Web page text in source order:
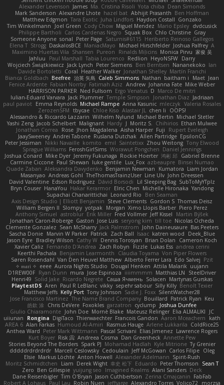
Alexander Levenson James Ma. Cristina Risoli Yota chiba Dean Simonds
Mark Sanderson Alexandre Lhote hazel bat Abhijit Prasanth Ben Hoffman
Matthew Edgmon Tara Exotic Juha Lindfors Haydon Costall Gonzako
Tim Winkelmann
Joel Green Cody Chow Miguel Mendez Mario Epsley dvdcusick
Philippe Bartholi Carlos Cardenas Negro Squak Box Chlo Christine Gray
Someone Anyone sonal Peter Page Saturnis#6115 Heriberto Reinoso Gallegos
Elena T Strogg DaskalosBCE ManiacMayo Michael Hirschfelder Joshua Palfrey A
Maximino Huertas Vila Shansen Pureon Rinalds Miļicins Monica Pirvu 家俊 吴
Jahluu
Paul Marshall Tabia Lourenco Redlion HeyoNSFW Darry
Wojciech Świątkiewicz Jack Lynch Peter Siemens Ben Berntsen Nananekoko Ian
Davide Bortoletti Coral Heather Walker Jonathan Shelley Martín Franchi
Bianca Goldbach Beefree 治英 矢島 Caleb Simmons Nathan baitham i Maet Jean
Fenice Ardente Fabian Norrby Fatimah Aziz Andrew Johanna Fate Mike Weber
HARRISON PARKER Ned Fullsom Ergo Venatus D Marco De mitri
Iulian-Eduard Varvara Jack Plummer Temple Simpson Jonathan Diaz Jadriaan
paul paviot Emma Reynolds Michael Rampe Anna Kasunic mleczyk Valeria Rosales
ZerozenSFM tbycae Chloe Kiso Alastair JL chen li
OOPS!
Alessandro & Riccardo Lazzarin Wilhelm Nylund Michael Bertin Michael Stetler
Yashi Zeng Jacob Schelbert Malignant Hardy J Moritz S. Chihirios Ethan Mulwee
Jonathan Correa
Rose Jhon Magdalena Aisha Harper Fuji
Rupert Eveleigh
JaaySweeney Andrei Tabone Ruslana Dutchak Allen Partridge EpsilonCG
Peter Jessiman
Nikki Navaille komito emil Saintetixx Zhou Weitong Tony Elwood
Sprague Williams FeroshGirlSims Worawut Pongchen Daniel Jennings
Joshua Conard
Mike Dyer Jeremy Fukunaga Rockie Hoerter 鸿彬 邱 Gabriel Brenne
Carmine Ciccone Paul Shewan luke gentile Lux_Fox azbeaupre Binsei Numao
Quade Zaban Aleksandra Davydenko Benjamin Newman Kumatora Liam Jordan
Masanyao Andreas Gohl TheThomasTrainzUser Line Ulv John Dreessen
David Valentine Edson Rodriguez Dávid Borsodi Lil Sleeping Bag SubToMyYTplz
Bryn Couser HanaYou Hakar Kerarmor Elric Chen Michelle Hironaka Yandong
Supachai Chanarittichai Leonard Rio
Ben Seaman
Axis Design Studio | Elliott Benjamin Steve Clements Gordon S Thomas Deisz
William Bergen II Slompy yotpak Morgan Ximo Llopis Barber Piero Perez
Anthony Simuel astroblur Erik Miller Fred Vollmer Jeff Kissel
Martin Býšek
Jonathan Caron-Roberge Gaston Jose Luis seryong kim till toe Nicolas Ocheda
Clemente Gonzalez Sean McSharry Jack Palmstrom John Daineusaure Bas Peeters
Sascha Donie Marvin W Parker Patrick Zach Ball Isaac katren wood
Deek_Blue
Jason Eyre Bradley Wilson Cathy W Dennis Torosyan Brian Dolan
Cameron Koch
Xavier Caliz Fernando D'Andrea Zach Robyn Fizzle Lukas Ess andrea cerini
Keerthi Pachala Benjamin Learmonth Claudia Toyama Von Piper Flowers
Søren Rosendahl Van Den Heuvel Matthew Alberto Ferrer Lara Edo Salvej Pzit
✧ 𝔪𝔞𝔯𝔦 ✧ eeee Aurora Nights Studio Dougal Henken Attila Malarik uujann
D1REW00F Ryan Dunn mura Jose Espinoza iiiimmmm Matthias LN
SteelDriver
Henri49 Solid Jake Ricardo Negrete Саша Ячмень Solacen Martynas Gurskas
PlaytestDS Aren Paul R LeBlanc vikky sepehr sabour Silly Killy Benoît Texier
Matthew Jeffs Kelly Port Tony Johnson Sadie J. Foxx SilentWatcher28
Jose Francisco Martinez The Name Brand Company Bouillard Patrick Ryan Keu
皓欽 涂 Chris DeVere Foxokles garzatron cyclump
Joshua Dunfee
Giulio Chiaramonte John Doe Mornè Blake Mateusz Relinger Elia ALMALIKI
JC
uiiunan
Rongina DigiTaco Thierwaechter Francois Gandon Aaron Mceachern
kath
AREA 6 Alan Farkas Humoud Al-Amiri Rasmus Hauge Arlene Lukkarila ColdRice25
Anthea Ward Peter Mark Wittmann Pascal Scrivani Elias Jimenez Lawrence Rogers
Kurt Boyer Risk 📀 Andreea Cosma Dan Greenheck Annette Pew
Stories Beyond The Borders Spark PJ Mohamad Hadlah Kyle Mitrione Ty Grenier
dddddrdrdrdrdr Marcell Ceslowsky Cedoulain Jeff McGowan Carlos Filipe Oleg
Elsie Markus Löchte Anton Howell Alexander Adelmann Spirit-Rush
Moritz Schmidtchen
Liam Derek Wight 幸史 松下 Eduardo Peter Thomson
Sean T
Zero Ben Gillespie yuijung seo Imagined Realms Alani Sanders Deck
Dane Reisenbigler Tim O'Bryan Jason Cuthbertson Zerina Cmajcanin FabFab
Robert A Lohaus Paul Lau Robin Nuen jeffsarge Alexandro Torres Volico72 morzsa